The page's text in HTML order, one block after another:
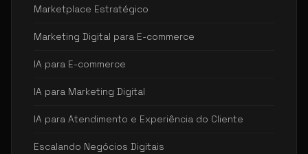
Marketplace Estratégico
Marketing Digital para E-commerce
IA para E-commerce
IA para Marketing Digital
IA para Atendimento e Experiência do Cliente
Escalando Negócios Digitais